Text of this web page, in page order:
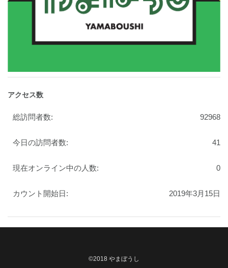
アクセス数
92968
総訪問者数:
41
今日の訪問者数:
0
現在オンライン中の人数:
2019年3月15日
カウント開始日:
©2018 やまぼうし